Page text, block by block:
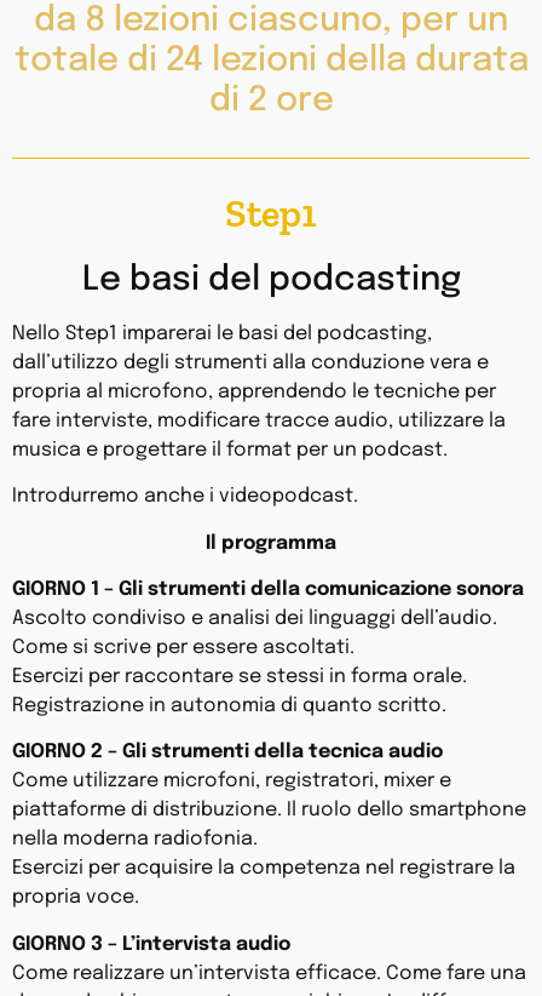
da 8 lezioni ciascuno, per un
totale di 24 lezioni della durata
di 2 ore
Step1
Le basi del podcasting
Nello Step1 imparerai le basi del podcasting,
dall’utilizzo degli strumenti alla conduzione vera e
propria al microfono, apprendendo le tecniche per
fare interviste, modificare tracce audio, utilizzare la
musica e progettare il format per un podcast.
Introdurremo anche i videopodcast.
Il programma
GIORNO 1 – Gli strumenti della comunicazione sonora
Ascolto condiviso e analisi dei linguaggi dell’audio.
Come si scrive per essere ascoltati.
Esercizi per raccontare se stessi in forma orale.
Registrazione in autonomia di quanto scritto.
GIORNO 2 – Gli strumenti della tecnica audio
Come utilizzare microfoni, registratori, mixer e
piattaforme di distribuzione. Il ruolo dello smartphone
nella moderna radiofonia.
Esercizi per acquisire la competenza nel registrare la
propria voce.
GIORNO 3 – L’intervista audio
Come realizzare un’intervista efficace. Come fare una